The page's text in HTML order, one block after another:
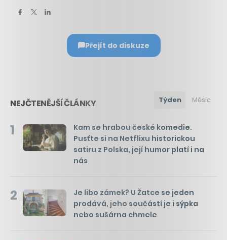
Přejít do diskuze
NEJČTENĚJŠÍ ČLÁNKY Týden Měsíc
1
Kam se hrabou české komedie.
Pusťte si na Netflixu historickou
satiru z Polska, její humor platí i na
nás
2
Je libo zámek? U Žatce se jeden
prodává, jeho součástí je i sýpka
nebo sušárna chmele